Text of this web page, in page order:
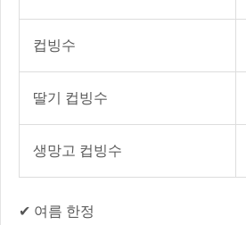
컵빙수
딸기 컵빙수
생망고 컵빙수
✔ 여름 한정